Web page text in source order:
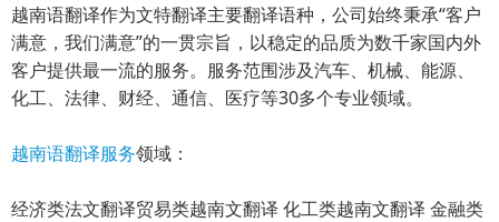
越南语翻译作为文特翻译主要翻译语种，公司始终秉承“客户
满意，我们满意”的一贯宗旨，以稳定的品质为数千家国内外
客户提供最一流的服务。服务范围涉及汽车、机械、能源、
化工、法律、财经、通信、医疗等30多个专业领域。
越南语翻译服务领域：
经济类法文翻译贸易类越南文翻译 化工类越南文翻译 金融类